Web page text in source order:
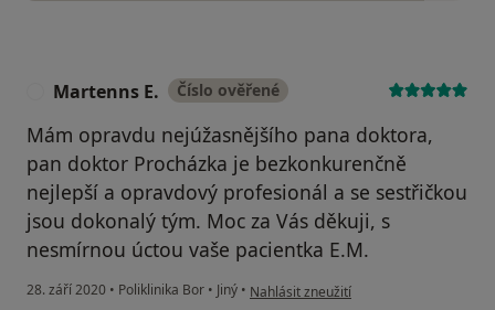
Martenns E. Číslo ověřené
Mám opravdu nejúžasnějšího pana doktora,
pan doktor Procházka je bezkonkurenčně
nejlepší a opravdový profesionál a se sestřičkou
jsou dokonalý tým. Moc za Vás děkuji, s
nesmírnou úctou vaše pacientka E.M.
28. září 2020 • Poliklinika Bor • Jiný • podle názoru uživatele Martenns E.
Nahlásit zneužití